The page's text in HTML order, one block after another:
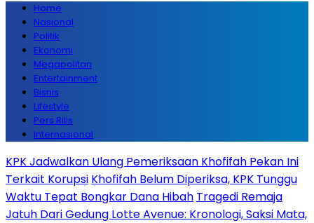
Home
Nasional
Politik
Ekonomi
Megapolitan
Entertainment
Bisnis
Lifestyle
Pers Rilis
Internasional
KPK Jadwalkan Ulang Pemeriksaan Khofifah Pekan Ini
Terkait Korupsi Khofifah Belum Diperiksa, KPK Tunggu
Waktu Tepat Bongkar Dana Hibah Tragedi Remaja
Jatuh Dari Gedung Lotte Avenue: Kronologi, Saksi Mata,